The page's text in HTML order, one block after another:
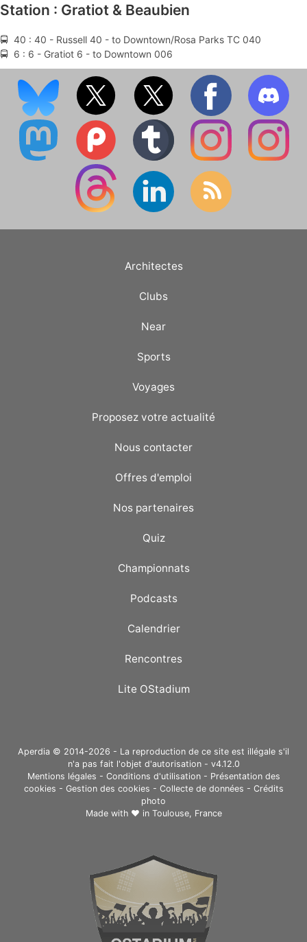
Station : Gratiot & Beaubien
🚍 40 : 40 - Russell 40 - to Downtown/Rosa Parks TC 040
🚍 6 : 6 - Gratiot 6 - to Downtown 006
Architectes
Clubs
Near
Sports
Voyages
Proposez votre actualité
Nous contacter
Offres d'emploi
Nos partenaires
Quiz
Championnats
Podcasts
Calendrier
Rencontres
Lite OStadium
Aperdia © 2014-2026 - La reproduction de ce site est illégale s'il
n'a pas fait l'objet d'autorisation - v4.12.0
Mentions légales - Conditions d'utilisation- Présentation des
cookies - Gestion des cookies - Collecte de données - Crédits
photo
Made with ❤ in Toulouse, France